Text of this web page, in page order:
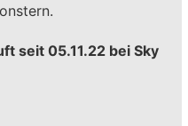
seit 05.11.22 bei Sky